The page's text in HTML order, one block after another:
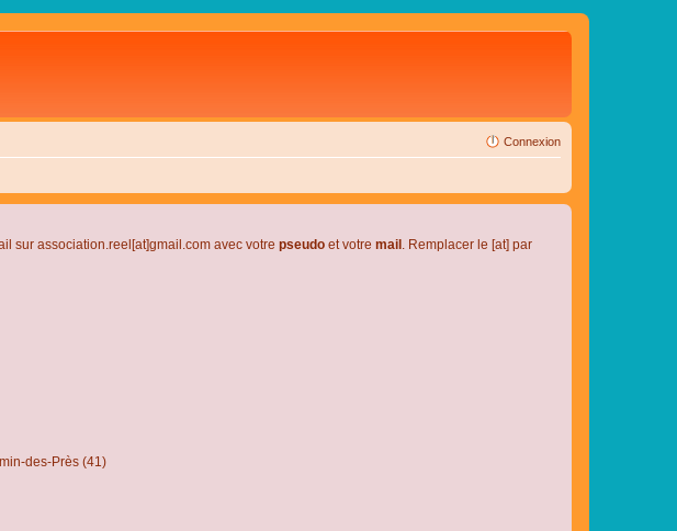
Connexion
sur association.reel[at]gmail.com avec votre pseudo et votre mail . Remplacer le [at] par
des-Près (41)